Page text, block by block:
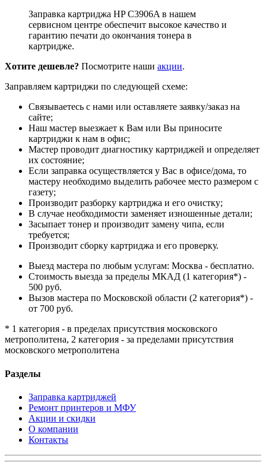
Заправка картриджа HP C3906A в нашем
сервисном центре обеспечит высокое качество и
гарантию печати до окончания тонера в
картридже.
Хотите дешевле? Посмотрите наши акции.
Заправляем картриджи по следующей схеме:
Связываетесь с нами или оставляете заявку/заказ на
сайте;
Наш мастер выезжает к Вам или Вы приносите
картриджи к нам в офис;
Мастер проводит диагностику картриджей и определяет
их состояние;
Если заправка осуществляется у Вас в офисе/дома, то
мастеру необходимо выделить рабочее место размером с
газету;
Производит разборку картриджа и его очистку;
В случае необходимости заменяет изношенные детали;
Засыпает тонер и производит замену чипа, если
требуется;
Производит сборку картриджа и его проверку.
Выезд мастера по любым услугам: Москва - бесплатно.
Стоимость выезда за пределы МКАД (1 категория*) -
500 руб.
Вызов мастера по Московской области (2 категория*) -
от 700 руб.
* 1 категория - в пределах присутствия московского
метрополитена, 2 категория - за пределами присутствия
московского метрополитена
Разделы
Заправка картриджей
Ремонт принтеров и МФУ
Акции и скидки
О компании
Контакты